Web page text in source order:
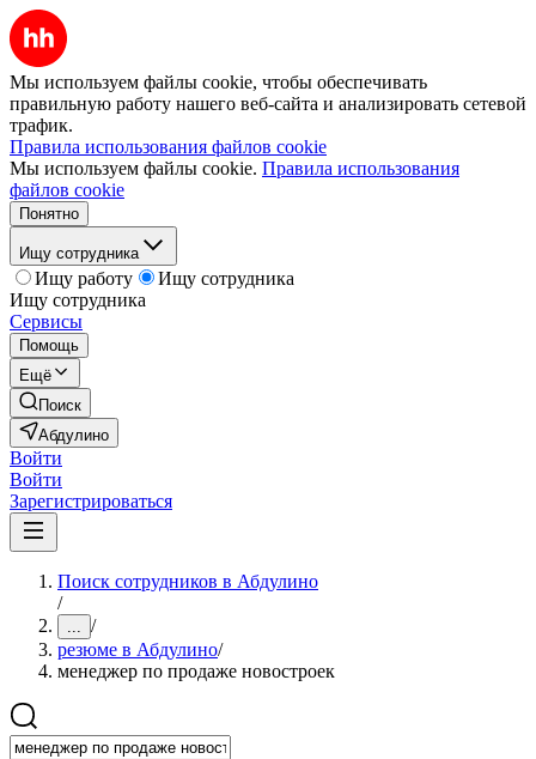
Мы используем файлы cookie, чтобы обеспечивать
правильную работу нашего веб-сайта и анализировать сетевой
трафик.
Правила использования файлов cookie
Мы используем файлы cookie. Правила использования
файлов cookie
Понятно
Ищу сотрудника
Ищу работу
Ищу сотрудника
Ищу сотрудника
Сервисы
Помощь
Ещё
Поиск
Абдулино
Войти
Войти
Зарегистрироваться
Поиск сотрудников в Абдулино
/
... /
резюме в Абдулино/
менеджер по продаже новостроек